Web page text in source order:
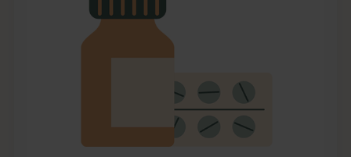
Lista: . Innehåller 1 objekt.